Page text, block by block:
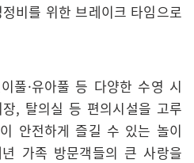
비를 위한 브레이크 타임으로
풀·유아풀 등 다양한 수영 시
, 탈의실 등 편의시설을 고루
안전하게 즐길 수 있는 놀이
가족 방문객들의 큰 사랑을